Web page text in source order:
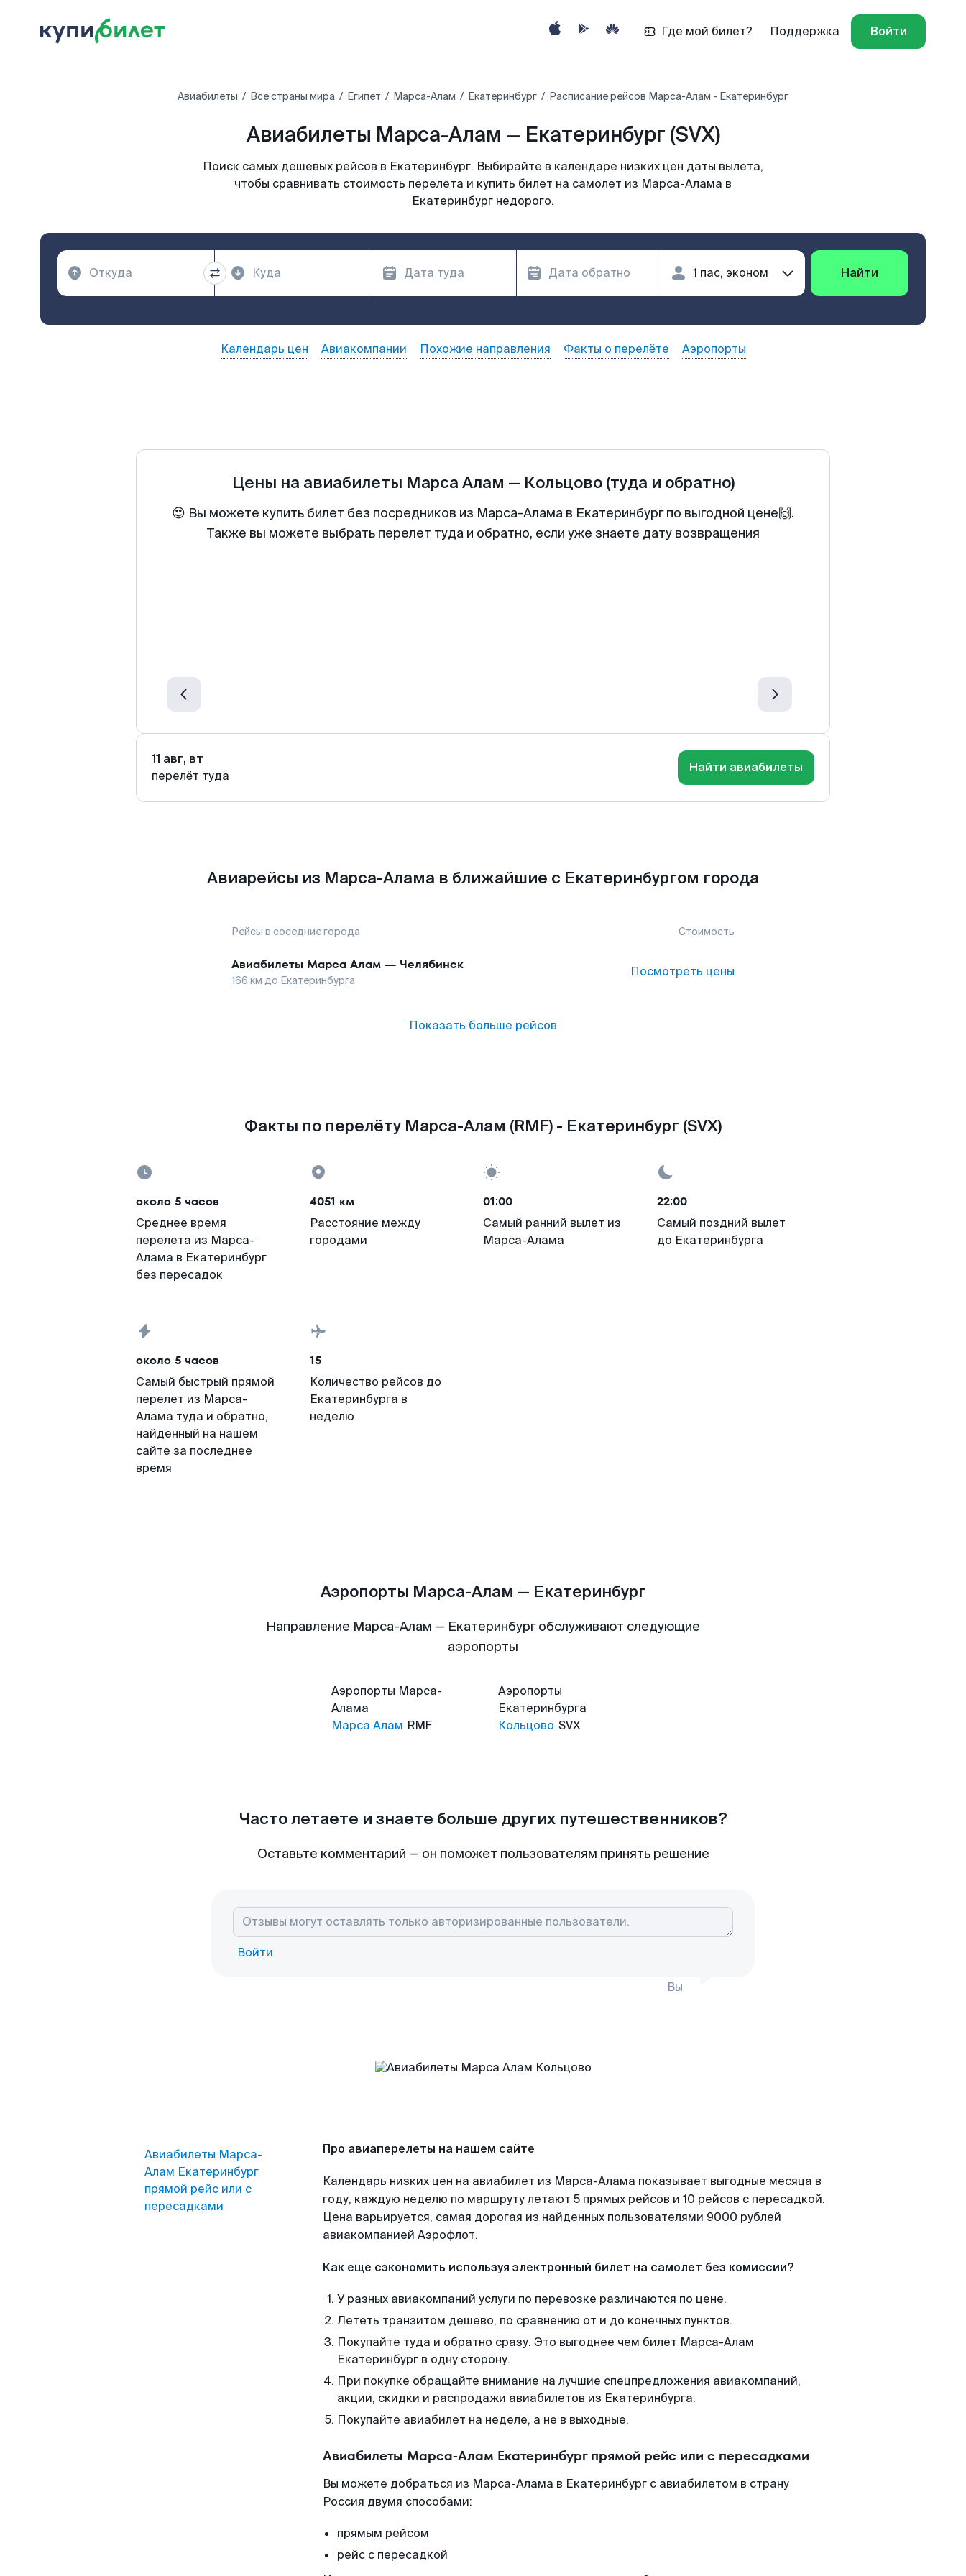
Где мой билет? Поддержка Войти
Авиабилеты Все страны мира Египет‎ Марса-Алам Екатеринбург Расписание рейсов Марса-Алам - Екатеринбург
Авиабилеты Марса-Алам — Екатеринбург (SVX)
Поиск самых дешевых рейсов в Екатеринбург. Выбирайте в календаре низких цен даты вылета,
чтобы сравнивать стоимость перелета и купить билет на самолет из Марса-Алама в
Екатеринбург недорого.
Найти
Календарь цен Авиакомпании Похожие направления Факты о перелёте Аэропорты
Цены на авиабилеты Марса Алам — Кольцово (туда и обратно)
😍 Вы можете купить билет без посредников из Марса-Алама в Екатеринбург по выгодной цене🙌.
Также вы можете выбрать перелет туда и обратно, если уже знаете дату возвращения
11 авг, вт
перелёт туда
Найти авиабилеты
Авиарейсы из Марса-Алама в ближайшие с Екатеринбургом города
Рейсы в соседние города Стоимость
Авиабилеты Марса Алам — Челябинск
166 км до Екатеринбурга
Посмотреть цены
Показать больше рейсов
Факты по перелёту Марса-Алам (RMF) - Екатеринбург (SVX)
около 5 часов
Среднее время
перелета из Марса-
Алама в Екатеринбург
без пересадок
4051 км
Расстояние между
городами
01:00
Самый ранний вылет из
Марса-Алама
22:00
Самый поздний вылет
до Екатеринбурга
около 5 часов
Самый быстрый прямой
перелет из Марса-
Алама туда и обратно,
найденный на нашем
сайте за последнее
время
15
Количество рейсов до
Екатеринбурга в
неделю
Аэропорты Марса-Алам — Екатеринбург
Направление Марса-Алам — Екатеринбург обслуживают следующие
аэропорты
Аэропорты Марса-
Алама
Марса Алам RMF
Аэропорты
Екатеринбурга
Кольцово SVX
Часто летаете и знаете больше других путешественников?
Оставьте комментарий — он поможет пользователям принять решение
Войти
Вы
Авиабилеты Марса-
Алам Екатеринбург
прямой рейс или с
пересадками
Про авиаперелеты на нашем сайте
Календарь низких цен на авиабилет из Марса-Алама показывает выгодные месяца в
году, каждую неделю по маршруту летают 5 прямых рейсов и 10 рейсов с пересадкой.
Цена варьируется, самая дорогая из найденных пользователями 9000 рублей
авиакомпанией Аэрофлот.
Как еще сэкономить используя электронный билет на самолет без комиссии?
У разных авиакомпаний услуги по перевозке различаются по цене.
Лететь транзитом дешево, по сравнению от и до конечных пунктов.
Покупайте туда и обратно сразу. Это выгоднее чем билет Марса-Алам
Екатеринбург в одну сторону.
При покупке обращайте внимание на лучшие спецпредложения авиакомпаний,
акции, скидки и распродажи авиабилетов из Екатеринбурга.
Покупайте авиабилет на неделе, а не в выходные.
Авиабилеты Марса-Алам Екатеринбург прямой рейс или с пересадками
Вы можете добраться из Марса-Алама в Екатеринбург с авиабилетом в страну
Россия двумя способами:
прямым рейсом
рейс с пересадкой